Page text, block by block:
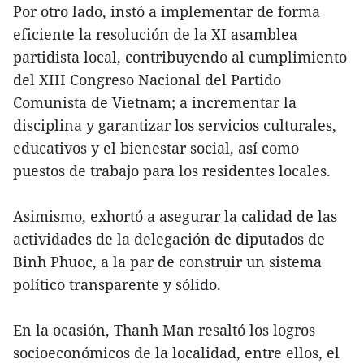
Por otro lado, instó a implementar de forma
eficiente la resolución de la XI asamblea
partidista local, contribuyendo al cumplimiento
del XIII Congreso Nacional del Partido
Comunista de Vietnam; a incrementar la
disciplina y garantizar los servicios culturales,
educativos y el bienestar social, así como
puestos de trabajo para los residentes locales.
Asimismo, exhortó a asegurar la calidad de las
actividades de la delegación de diputados de
Binh Phuoc, a la par de construir un sistema
político transparente y sólido.
En la ocasión, Thanh Man resaltó los logros
socioeconómicos de la localidad, entre ellos, el